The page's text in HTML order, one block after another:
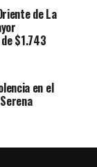
de La
$1.743
en el